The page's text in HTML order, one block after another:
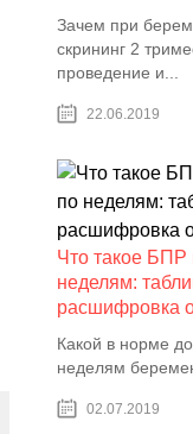
Зачем при
скрининг 2
проведение и...
22.06.2019
Что такое БПР
неделям:
расшифровка
Какой в норме
неделям
02.07.2019